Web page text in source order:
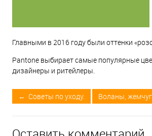
Главными в 2016 году были оттенки
Pantone выбирает самые популярные
дизайнеры и ритейлеры.
← Советы по уходу. Воланы,